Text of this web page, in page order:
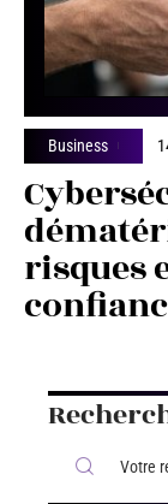
Business
risques